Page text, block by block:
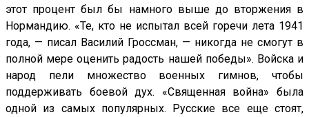
этот процент был бы намного выше до вторжения в
Нормандию. «Те, кто не испытал всей горечи лета 1941
года, — писал Василий Гроссман, — никогда не смогут в
полной мере оценить радость нашей победы». Войска и
народ пели множество военных гимнов, чтобы
поддерживать боевой дух. «Священная война» была
одной из самых популярных. Русские все еще стоят,